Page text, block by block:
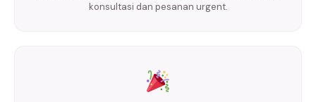
konsultasi dan pesanan urgent.